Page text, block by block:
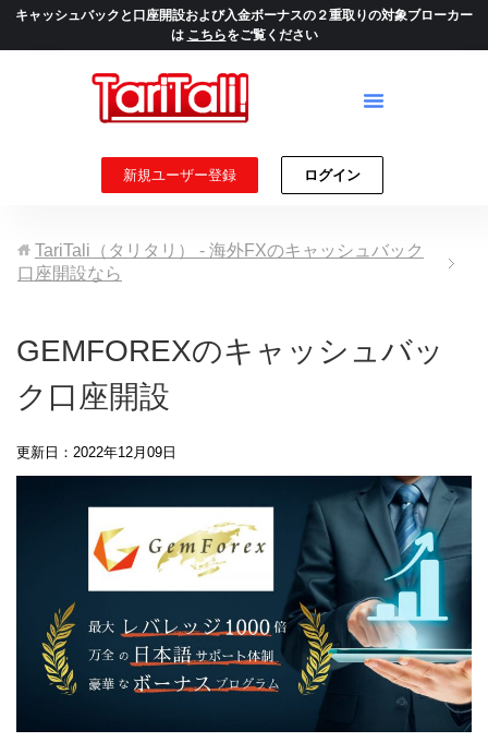
キャッシュバックと口座開設および入金ボーナスの２重取りの対象ブローカー
は こちらをご覧ください
新規ユーザー登録 ログイン
TariTali（タリタリ） - 海外FXのキャッシュバック
口座開設なら
GEMFOREXのキャッシュバッ
ク口座開設
更新日：2022年12月09日